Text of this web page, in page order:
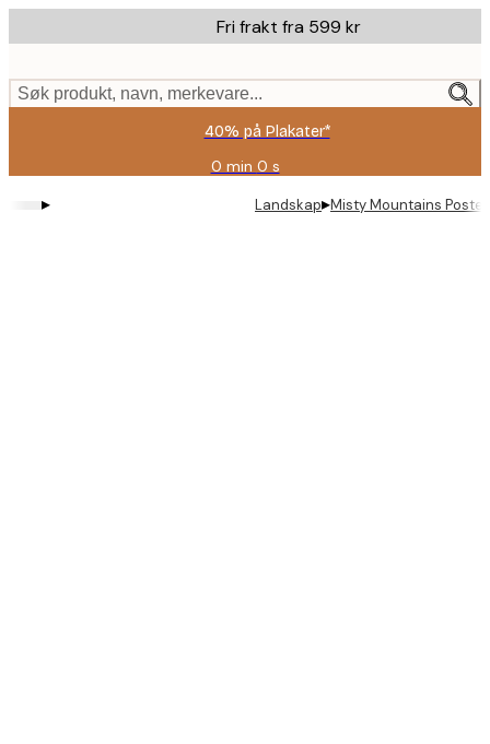
to
content.
Fri frakt fra 599 kr
Søk produkt, navn, merkevare...
40% på Plakater*
0 min 0 s
Gyldig
til
og
▸ Landskap▸Misty Mountains Poster